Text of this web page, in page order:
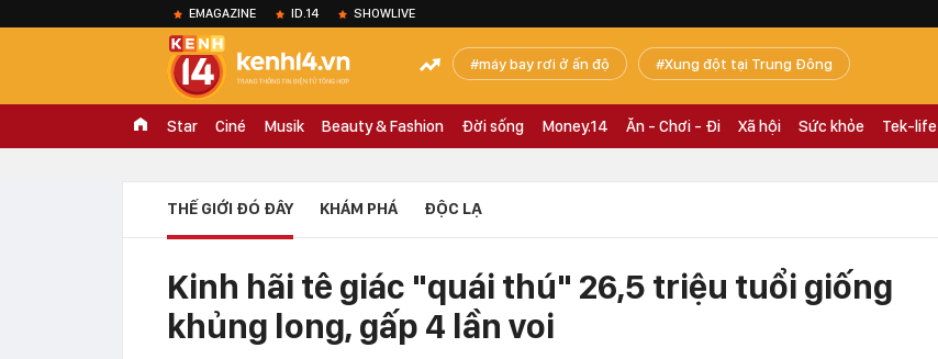
EMAGAZINE ID.14 SHOWLIVE
máy bay rơi ở ấn độ Xung đột tại Trung Đông
Star Ciné Musik Beauty & Fashion Đời sống Money.14 Ăn - Chơi - Đi Xã hội Sức khỏe Tek-life
THẾ GIỚI ĐÓ ĐÂY KHÁM PHÁ ĐỘC LẠ
Kinh hãi tê giác "quái thú" 26,5 triệu tuổi giống
khủng long, gấp 4 lần voi